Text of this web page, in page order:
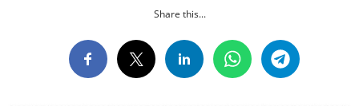
Share this...